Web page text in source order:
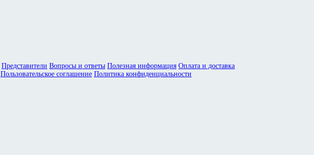
Представители Вопросы и ответы Полезная информация Оплата и доставка
Пользовательское соглашение Политика конфиденциальности